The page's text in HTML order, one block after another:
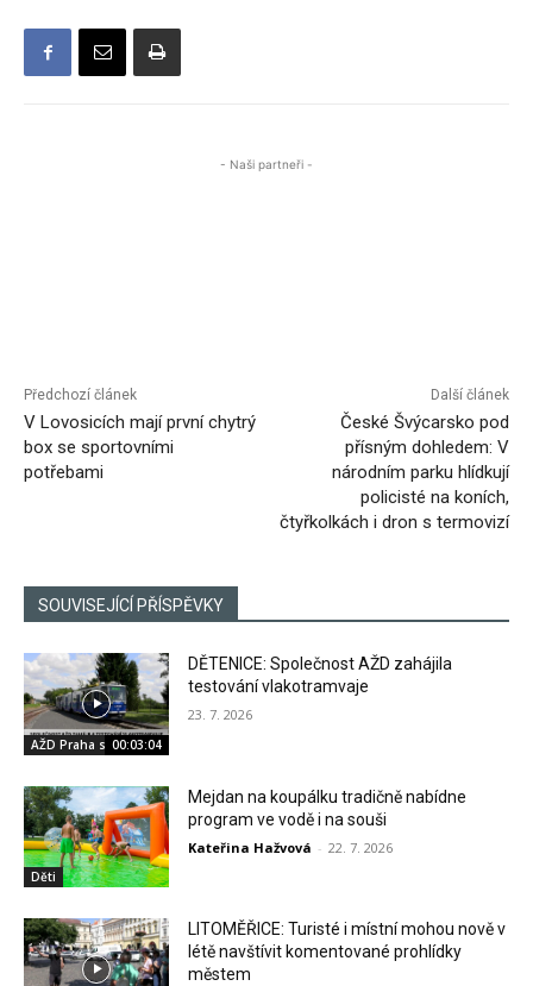
- Naši partneři -
Předchozí článek
V Lovosicích mají první chytrý
box se sportovními
potřebami
Další článek
České Švýcarsko pod
přísným dohledem: V
národním parku hlídkují
policisté na koních,
čtyřkolkách i dron s termovizí
SOUVISEJÍCÍ PŘÍSPĚVKY
AŽD Praha s.r.o.00:03:04
DĚTENICE: Společnost AŽD zahájila
testování vlakotramvaje
23. 7. 2026
Děti
Mejdan na koupálku tradičně nabídne
program ve vodě i na souši
Kateřina Hažvová - 22. 7. 2026
LITOMĚŘICE: Turisté i místní mohou nově v
létě navštívit komentované prohlídky
městem